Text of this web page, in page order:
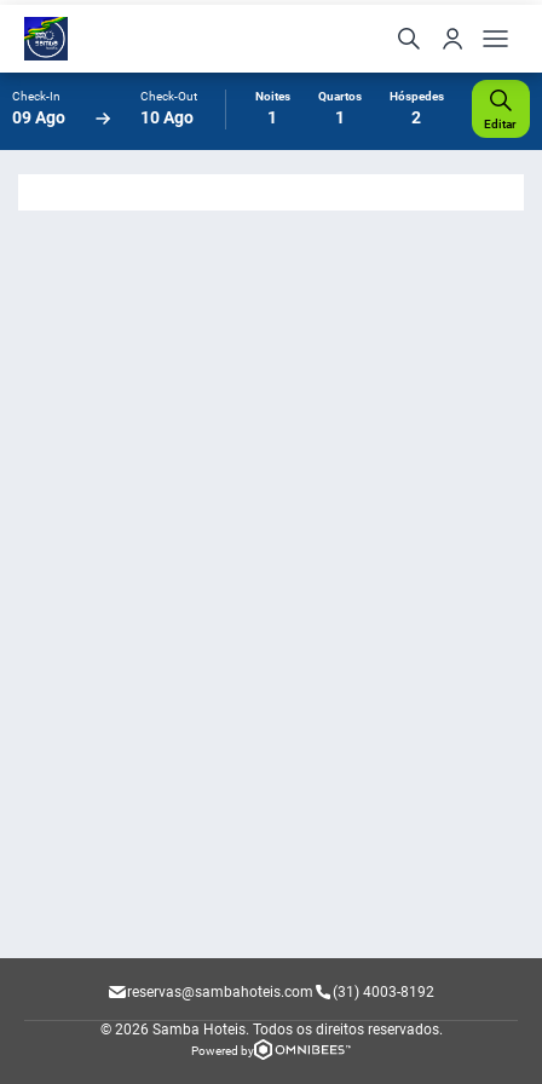
Check-In
09 Ago
Check-Out
10 Ago
Noites
1
Quartos
1
Hóspedes
2 Editar
reservas@sambahoteis.com (31) 4003-8192
© 2026 Samba Hoteis. Todos os direitos reservados.
Powered by